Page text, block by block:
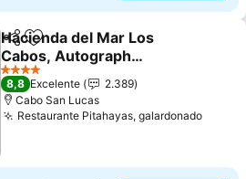
CompartirAñadir a favoritos
Hacienda del Mar Los
Cabos, Autograph
Collection
4 Estrellas
8,8 Excelente
2.389
Cabo San Lucas
Restaurante Pitahayas, galardonado